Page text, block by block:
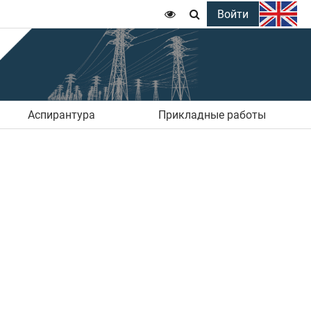
  Войти
Аспирантура Прикладные работы